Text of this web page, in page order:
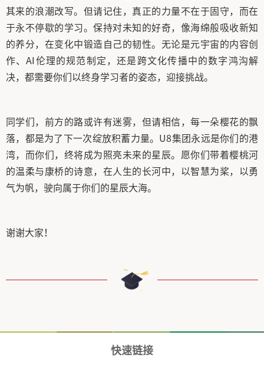
其来的浪潮改写。但请记住，真正的力量不在于固守，而在
于永不停歇的学习。保持对未知的好奇，像海绵般吸收新知
的养分，在变化中锻造自己的韧性。无论是元宇宙的内容创
作、AI伦理的规范制定，还是跨文化传播中的数字鸿沟解
决，都需要你们以终身学习者的姿态，迎接挑战。
同学们，前方的路或许有迷雾，但请相信，每一朵樱花的飘
落，都是为了下一次绽放积蓄力量。U8集团永远是你们的港
湾，而你们，终将成为照亮未来的星辰。愿你们带着樱桃河
的温柔与康桥的诗意，在人生的长河中，以智慧为桨，以勇
气为帆，驶向属于你们的星辰大海。
谢谢大家！
快速链接